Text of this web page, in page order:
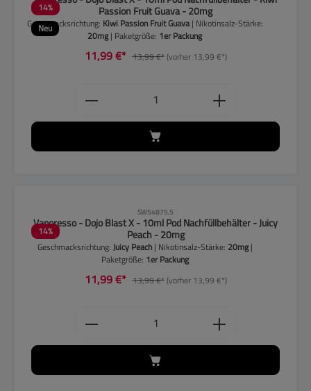
14%
Neu
Passion Fruit Guava - 20mg
Geschmacksrichtung: Kiwi Passion Fruit Guava| Nikotinsalz-Stärke:
20mg| Paketgröße: 1er Packung
11,99 €* 13,99 €*(vorher 13,99 €*)
Produkt Anzahl: Gib den
14%
SW54875.5
Vaporesso - Dojo Blast X - 10ml Pod Nachfüllbehälter - Juicy
Peach - 20mg
Geschmacksrichtung: Juicy Peach | Nikotinsalz-Stärke: 20mg|
Paketgröße: 1er Packung
11,99 €* 13,99 €*(vorher 13,99 €*)
Produkt Anzahl: Gib den